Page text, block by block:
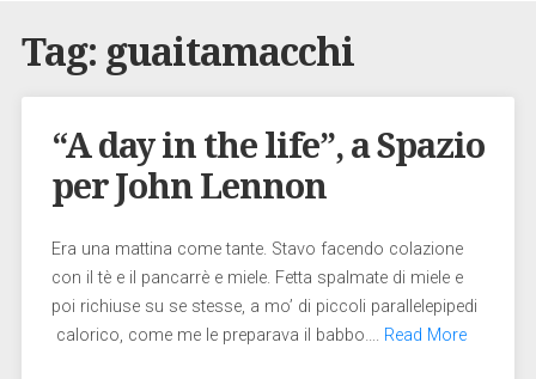
Tag: guaitamacchi
“A day in the life”, a Spazio
per John Lennon
Era una mattina come tante. Stavo facendo colazione
con il tè e il pancarrè e miele. Fetta spalmate di miele e
poi richiuse su se stesse, a mo’ di piccoli parallelepipedi
calorico, come me le preparava il babbo…. Read More